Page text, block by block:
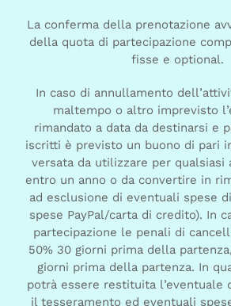
La conferma della prenotazione
della quota di partecipazione
fisse e optional.
In caso di annullamento
maltempo o altro imprevisto
rimandato a data da destinarsi e
iscritti è previsto un buono di pari
versata da utilizzare per qualsiasi
entro un anno o da convertire in
ad esclusione di eventuali spese
spese PayPal/carta di credito). In
partecipazione le penali di
50% 30 giorni prima della
giorni prima della partenza. In
potrà essere restituita l’eventuale
il tesseramento ed eventuali